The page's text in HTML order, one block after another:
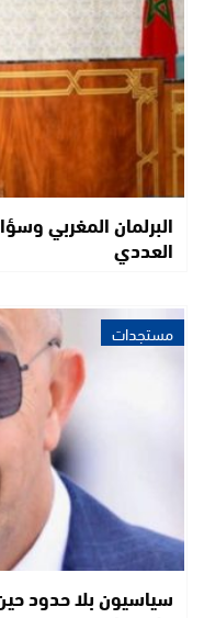
البرلمان المغربي
العددي
مستجدات
سياسيون بلا حدود